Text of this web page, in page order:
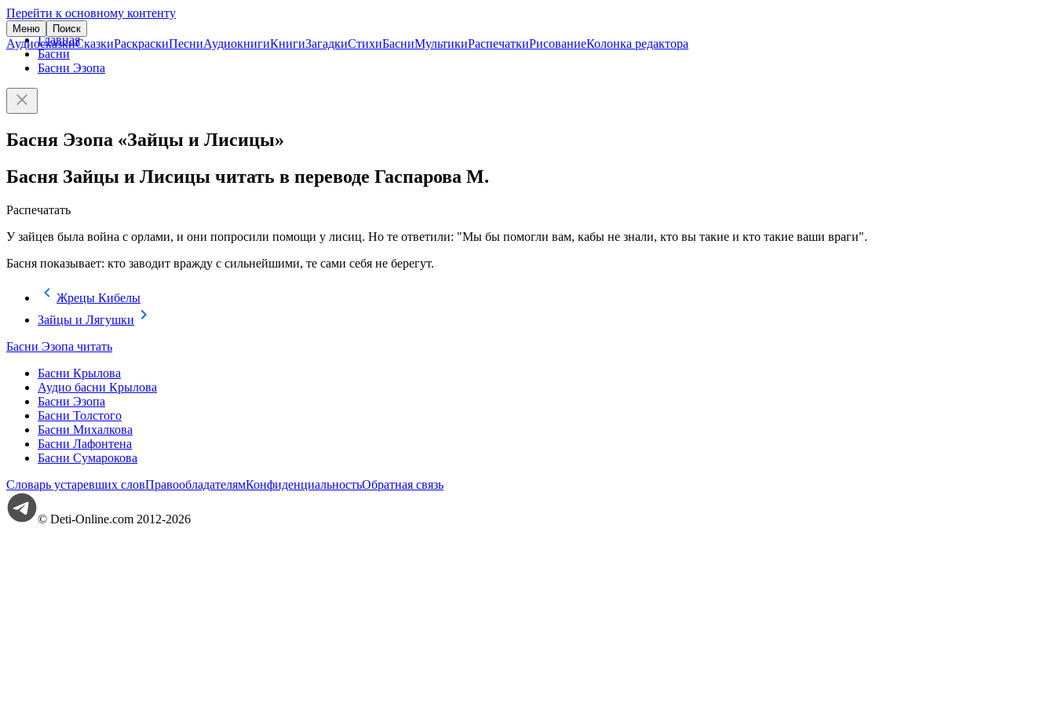
Перейти к основному контенту
Меню Поиск
АудиосказкиСказкиРаскраскиПесниАудиокнигиКнигиЗагадкиСтихиБасниМультикиРаспечаткиРисованиеКолонка редактора
Главная
Басни
Басни Эзопа
Басня Эзопа «Зайцы и Лисицы»
Басня Зайцы и Лисицы читать в переводе Гаспарова М.
Распечатать
У зайцев была война с орлами, и они попросили помощи у лисиц. Но те ответили: "Мы бы помогли вам, кабы не знали, кто вы такие и кто такие ваши враги".
Басня показывает: кто заводит вражду с сильнейшими, те сами себя не берегут.
Жрецы Кибелы
Зайцы и Лягушки
Басни Эзопа читать
Басни Крылова
Аудио басни Крылова
Басни Эзопа
Басни Толстого
Басни Михалкова
Басни Лафонтена
Басни Сумарокова
Словарь устаревших словПравообладателямКонфиденциальностьОбратная связь
© Deti-Online.com 2012-2026